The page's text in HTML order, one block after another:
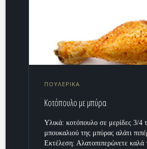
ΠΟΥΛΕΡΙΚΑ
Κοτόπουλο με μπύρα
Υλικά: κοτόπουλο σε μερίδες 3/4
μπουκαλιού της μπύρας αλάτι
Εκτέλεση: Αλατοπιπερώνετε καλά